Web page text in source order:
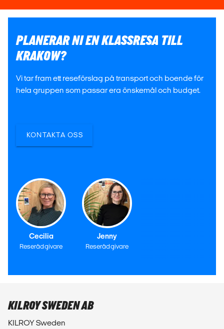
PLANERAR NI EN KLASSRESA TILL
KRAKOW?
Vi tar fram ett reseförslag på transport och boende för
hela gruppen som passar era önskemål och budget.
KONTAKTA OSS
Cecilia
Reserådgivare
Jenny
Reserådgivare
KILROY SWEDEN AB
KILROY Sweden